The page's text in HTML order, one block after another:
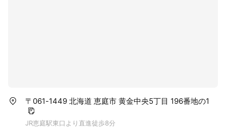
〒061-1449 北海道 恵庭市 黄金中央5丁目 196番地の1
JR恵庭駅東口より直進徒歩8分